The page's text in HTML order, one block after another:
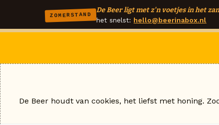
ZOMERSTAND
De Beer ligt met z'n voetjes in het
het snelst: hello@beerinabox.nl
De Beer houdt van cookies, het liefst met honing.